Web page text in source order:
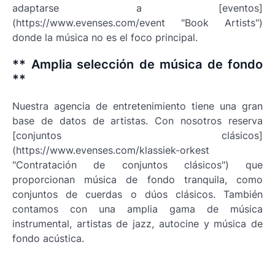
adaptarse a [eventos]
(https://www.evenses.com/event "Book Artists")
donde la música no es el foco principal.
** Amplia selección de música de fondo
**
Nuestra agencia de entretenimiento tiene una gran
base de datos de artistas. Con nosotros reserva
[conjuntos clásicos]
(https://www.evenses.com/klassiek-orkest
"Contratación de conjuntos clásicos") que
proporcionan música de fondo tranquila, como
conjuntos de cuerdas o dúos clásicos. También
contamos con una amplia gama de música
instrumental, artistas de jazz, autocine y música de
fondo acústica.